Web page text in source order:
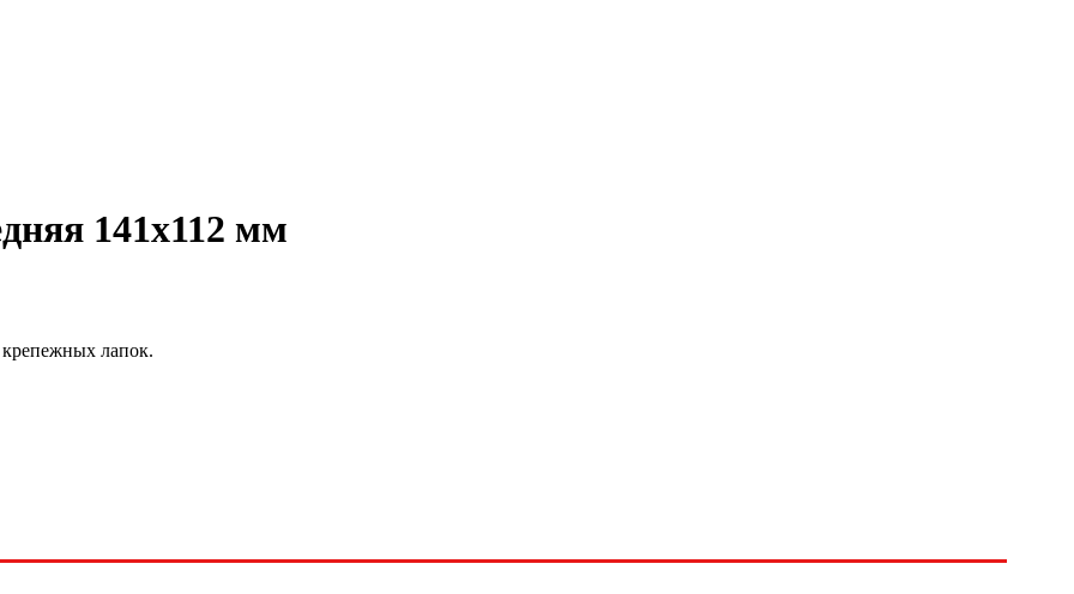
141х112 мм
крепежных лапок.